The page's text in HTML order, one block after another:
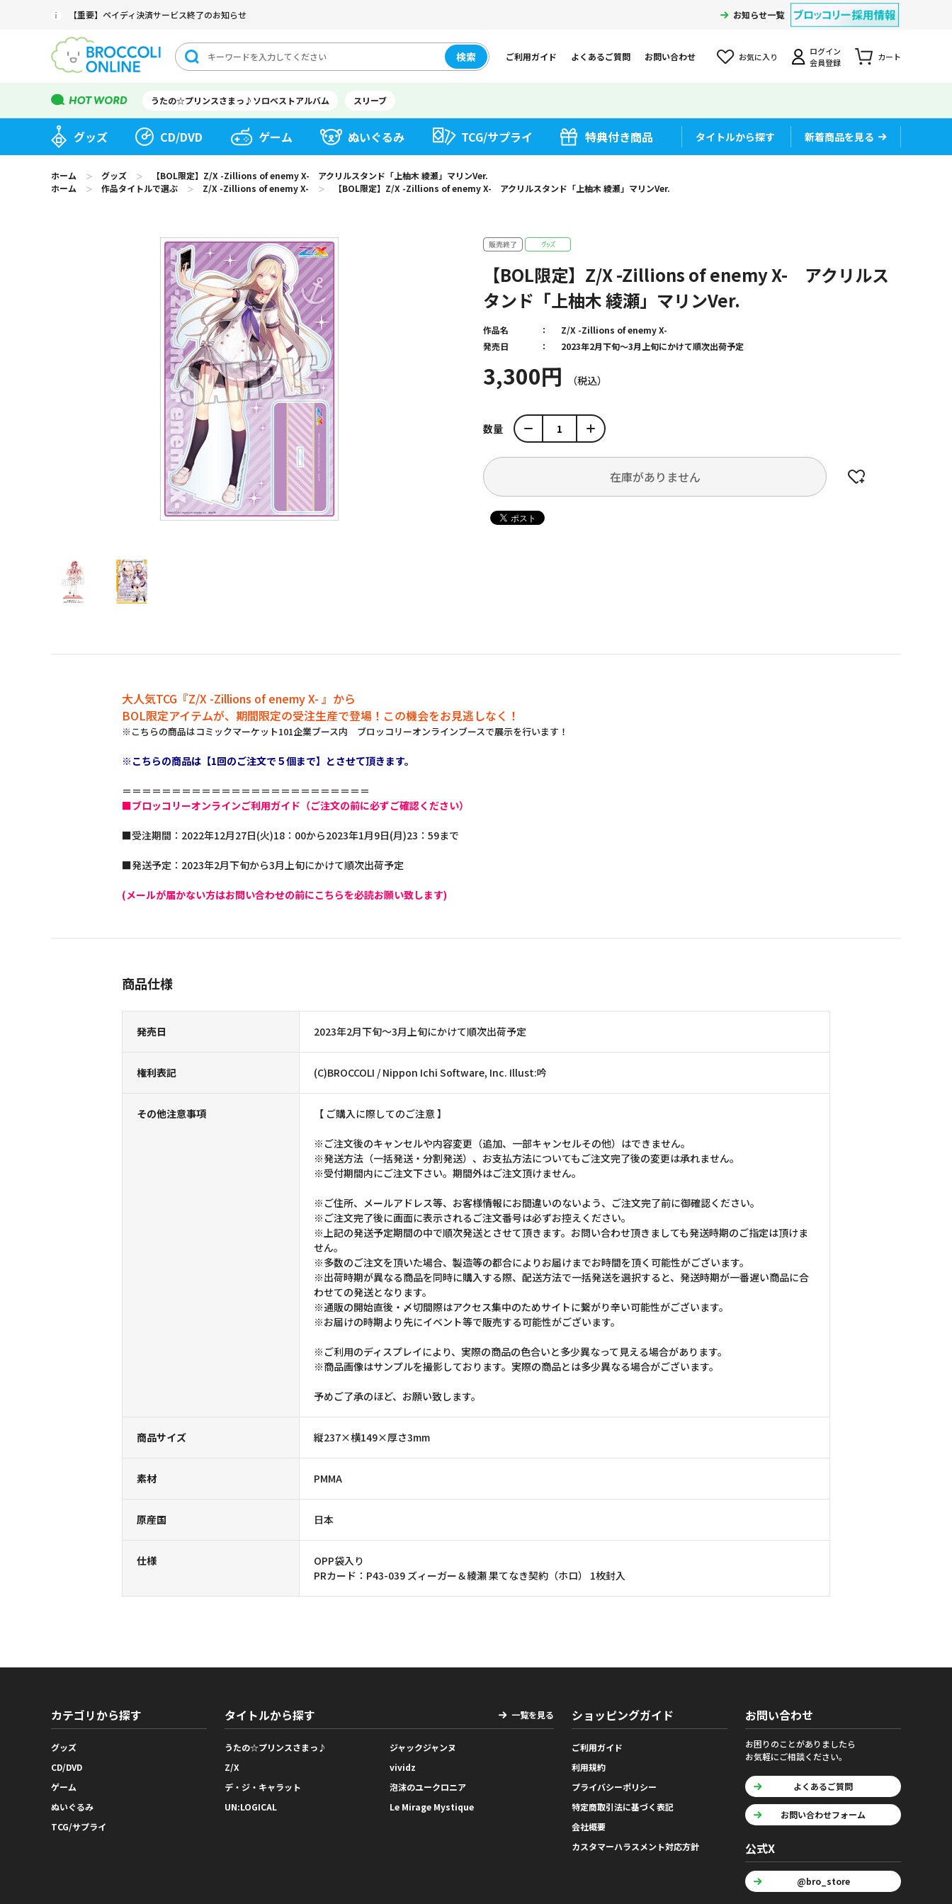
【重要】ペイディ決済サービス終了のお知らせ お知らせ一覧
検索 ご利用ガイド よくあるご質問 お問い合わせ お気に入り
ログイン
会員登録
カート
うたの☆プリンスさまっ♪ソロベストアルバム スリーブ
グッズ CD/DVD ゲーム ぬいぐるみ TCG/サプライ 特典付き商品 タイトルから探す 新着商品を見る
ホーム ＞ グッズ ＞
【BOL限定】Z/X -Zillions of enemy X- アクリルスタンド「上柚木 綾瀬」マリンVer.
ホーム
＞ 作品タイトルで選ぶ ＞ Z/X -Zillions of enemy X- ＞ 【BOL限定】Z/X -Zillions of enemy X- アクリルスタンド「上柚木 綾瀬」マリンVer.
【BOL限定】Z/X -Zillions of enemy X- アクリルス
タンド「上柚木 綾瀬」マリンVer.
3,300円
作品名
Z/X -Zillions of enemy X-
発売日
2023年2月下旬～3月上旬にかけて順次出荷予定
数量
在庫がありません
大人気TCG『Z/X -Zillions of enemy X- 』から
BOL限定アイテムが、期間限定の受注生産で登場！この機会をお見逃しなく！
※こちらの商品はコミックマーケット101企業ブース内 ブロッコリーオンラインブースで展示を行います！
※こちらの商品は【1回のご注文で５個まで】とさせて頂きます。
＝＝＝＝＝＝＝＝＝＝＝＝＝＝＝＝＝＝＝＝＝＝＝＝＝
■ブロッコリーオンラインご利用ガイド（ご注文の前に必ずご確認ください）
■受注期間：2022年12月27日(火)18：00から2023年1月9日(月)23：59まで
■発送予定：2023年2月下旬から3月上旬にかけて順次出荷予定
(メールが届かない方はお問い合わせの前にこちらを必読お願い致します)
商品仕様
発売日 2023年2月下旬～3月上旬にかけて順次出荷予定
権利表記 (C)BROCCOLI / Nippon Ichi Software, Inc. Illust:吟
その他注意事項 【 ご購入に際してのご注意 】
※ご注文後のキャンセルや内容変更（追加、一部キャンセルその他）はできません。
※発送方法（一括発送・分割発送）、お支払方法についてもご注文完了後の変更は承れません。
※受付期間内にご注文下さい。期間外はご注文頂けません。
※ご住所、メールアドレス等、お客様情報にお間違いのないよう、ご注文完了前に御確認ください。
※ご注文完了後に画面に表示されるご注文番号は必ずお控えください。
※上記の発送予定期間の中で順次発送とさせて頂きます。お問い合わせ頂きましても発送時期のご指定は頂けま
せん。
※多数のご注文を頂いた場合、製造等の都合によりお届けまでお時間を頂く可能性がございます。
※出荷時期が異なる商品を同時に購入する際、配送方法で一括発送を選択すると、発送時期が一番遅い商品に合
わせての発送となります。
※通販の開始直後・〆切間際はアクセス集中のためサイトに繋がり辛い可能性がございます。
※お届けの時期より先にイベント等で販売する可能性がございます。
※ご利用のディスプレイにより、実際の商品の色合いと多少異なって見える場合があります。
※商品画像はサンプルを撮影しております。実際の商品とは多少異なる場合がございます。
予めご了承のほど、お願い致します。
商品サイズ 縦237×横149×厚さ3mm
素材 PMMA
原産国 日本
仕様
OPP袋入り
PRカード：P43-039 ズィーガー＆綾瀬 果てなき契約（ホロ） 1枚封入
カテゴリから探す
グッズ
CD/DVD
ゲーム
ぬいぐるみ
TCG/サプライ
タイトルから探す 一覧を見る
うたの☆プリンスさまっ♪
ジャックジャンヌ
Z/X
vividz
デ・ジ・キャラット
泡沫のユークロニア
UN:LOGICAL
Le Mirage Mystique
ショッピングガイド
ご利用ガイド
利用規約
プライバシーポリシー
特定商取引法に基づく表記
会社概要
カスタマーハラスメント対応方針
お問い合わせ
お困りのことがありましたら
お気軽にご相談ください。
よくあるご質問
お問い合わせフォーム
公式X
@bro_store